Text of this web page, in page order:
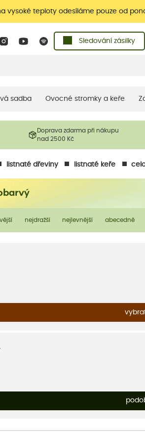
vysoké teploty odesíláme pouze od
Sledování zásilky
sadba Ovocné stromky a keře
Doprava zdarma při nákupu
nad 2500 Kč
listnaté dřeviny listnaté keře
nejdražší nejlevnější abecedně